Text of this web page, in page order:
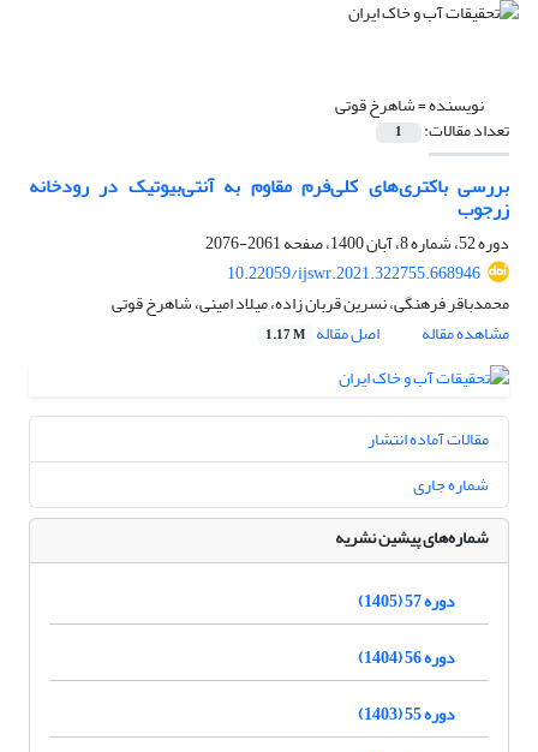
نویسنده =شاهرخ قوتی
تعداد مقالات: 1
بررسی باکتری‌های کلی‌فرم مقاوم به آنتی‌بیوتیک در رودخانه
زرجوب
دوره 52، شماره 8، آبان 1400، صفحه
2061-2076
10.22059/ijswr.2021.322755.668946
محمدباقر فرهنگی، نسرین قربان زاده، میلاد امینی، شاهرخ قوتی
مشاهده مقاله
اصل مقاله 1.17 M
مقالات آماده انتشار
شماره جاری
شماره‌های پیشین نشریه
دوره 57 (1405)
دوره 56 (1404)
دوره 55 (1403)